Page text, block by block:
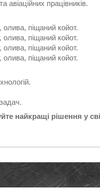
працівників.
олива, піщаний койот.
олива, піщаний койот.
олива, піщаний койот.
олива, піщаний койот.
найкращі рішення у